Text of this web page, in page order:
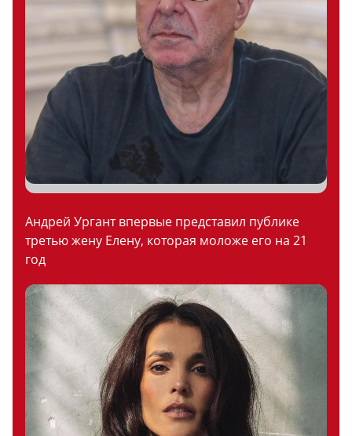
Андрей Ургант впервые представил публике
третью жену Елену, которая моложе его на 21
год